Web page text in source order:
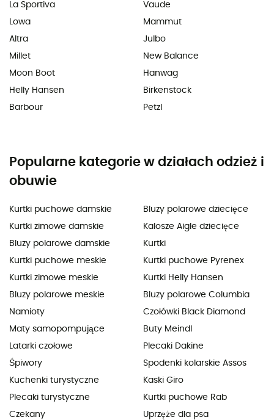
La Sportiva
Lowa
Altra
Millet
Moon Boot
Helly Hansen
Barbour
Vaude
Mammut
Julbo
New Balance
Hanwag
Birkenstock
Petzl
Popularne kategorie w działach odzież i
obuwie
Kurtki puchowe damskie
Kurtki zimowe damskie
Bluzy polarowe damskie
Kurtki puchowe meskie
Kurtki zimowe meskie
Bluzy polarowe meskie
Namioty
Maty samopompujące
Latarki czołowe
Śpiwory
Kuchenki turystyczne
Plecaki turystyczne
Czekany
Bluzy polarowe dziecięce
Kalosze Aigle dziecięce
Kurtki
Kurtki puchowe Pyrenex
Kurtki Helly Hansen
Bluzy polarowe Columbia
Czołówki Black Diamond
Buty Meindl
Plecaki Dakine
Spodenki kolarskie Assos
Kaski Giro
Kurtki puchowe Rab
Uprzęże dla psa